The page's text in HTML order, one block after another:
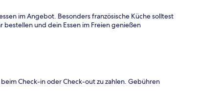
im Angebot. Besonders französische Küche solltest
bestellen und dein Essen im Freien genießen
Check-in oder Check-out zu zahlen. Gebühren